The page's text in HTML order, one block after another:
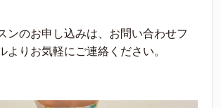
ンのお申し込みは、お問い合わせフ
よりお気軽にご連絡ください。